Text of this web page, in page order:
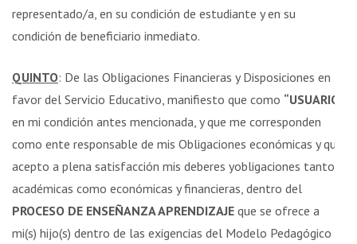
representado/a, en su condición de estudiante y en su
condición de beneficiario inmediato.
QUINTO: De las Obligaciones Financieras y Disposiciones en
favor del Servicio Educativo, manifiesto que como “USUARIO”
en mi condición antes mencionada, y que me corresponden
como ente responsable de mis Obligaciones económicas y que
acepto a plena satisfacción mis deberes yobligaciones tanto
académicas como económicas y financieras, dentro del
PROCESO DE ENSEÑANZA APRENDIZAJE que se ofrece a
mi(s) hijo(s) dentro de las exigencias del Modelo Pedagógico